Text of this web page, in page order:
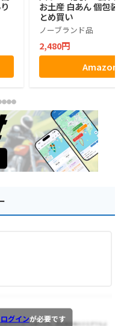
お土産 白あん 個包
とめ買い
ノーブランド品
2,480円
Amazon
ログインが必要です